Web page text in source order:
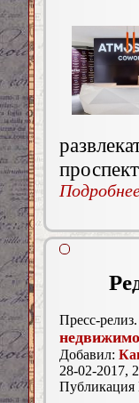
Пресс-релиз.
Добавил:
28-02-2017,